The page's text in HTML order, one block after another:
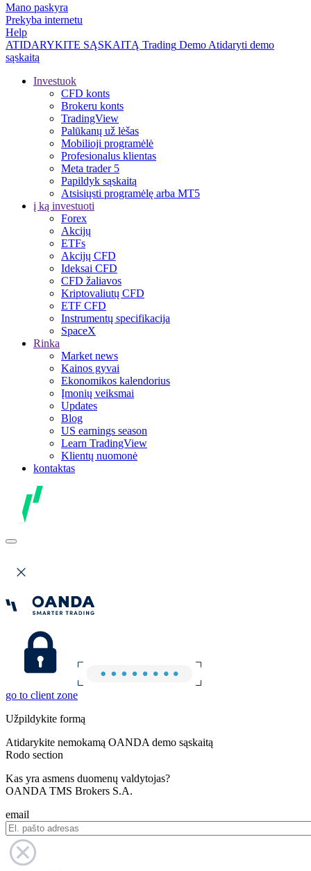
Mano paskyra
Prekyba internetu
Help
ATIDARYKITE SĄSKAITĄ Trading Demo Atidaryti demo
sąskaitą
Investuok
CFD konts
Brokeru konts
TradingView
Palūkanų už lėšas
Mobilioji programėlė
Profesionalus klientas
Meta trader 5
Papildyk sąskaitą
Atsisiųsti programėlę arba MT5
į ką investuoti
Forex
Akcijų
ETFs
Akcijų CFD
Ideksai CFD
CFD žaliavos
Kriptovaliutų CFD
ETF CFD
Instrumentų specifikacija
SpaceX
Rinka
Market news
Kainos gyvai
Ekonomikos kalendorius
Įmonių veiksmai
Updates
Blog
US earnings season
Learn TradingView
Klientų nuomonė
kontaktas
go to client zone
Užpildykite formą
Atidarykite nemokamą OANDA demo sąskaitą
Rodo section
Kas yra asmens duomenų valdytojas?
OANDA TMS Brokers S.A.
email